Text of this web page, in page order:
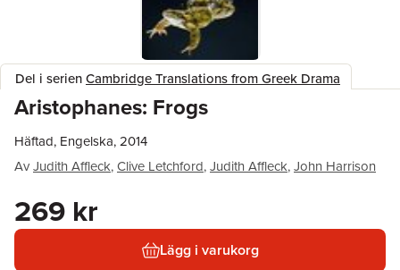
Del i serienCambridge Translations from Greek Drama
Aristophanes: Frogs
Häftad, Engelska, 2014
AvJudith Affleck,Clive Letchford,Judith Affleck,John Harrison
269 kr
Lägg i varukorg